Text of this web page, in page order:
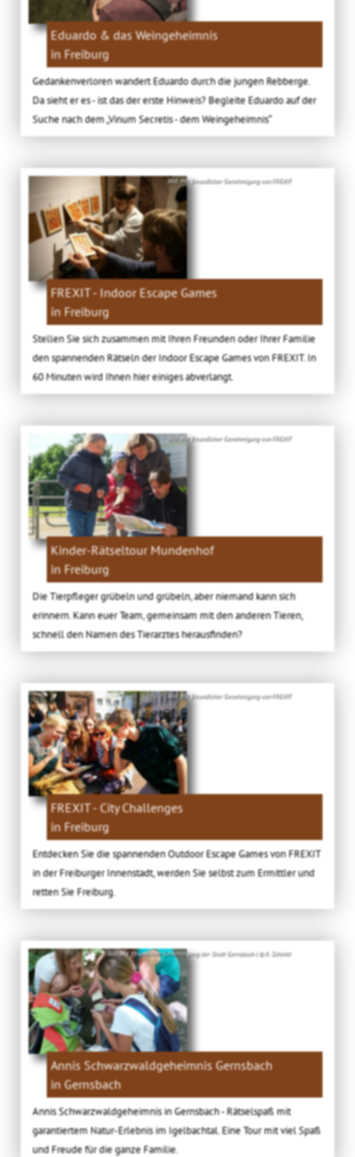
Eduardo & das Weingeheimnis
in Freiburg
Gedankenverloren wandert Eduardo durch die jungen Rebberge.
Da sieht er es - ist das der erste Hinweis? Begleite Eduardo auf der
Suche nach dem „Vinum Secretis - dem Weingeheimnis“
Bild: Mit freundlicher Genehmigung von FREXIT
FREXIT - Indoor Escape Games
in Freiburg
Stellen Sie sich zusammen mit Ihren Freunden oder Ihrer Familie
den spannenden Rätseln der Indoor Escape Games von FREXIT. In
60 Minuten wird Ihnen hier einiges abverlangt.
Bild: Mit freundlicher Genehmigung von FREXIT
Kinder-Rätseltour Mundenhof
in Freiburg
Die Tierpfleger grübeln und grübeln, aber niemand kann sich
erinnern. Kann euer Team, gemeinsam mit den anderen Tieren,
schnell den Namen des Tierarztes herausfinden?
Bild: Mit freundlicher Genehmigung von FREXIT
FREXIT - City Challenges
in Freiburg
Entdecken Sie die spannenden Outdoor Escape Games von FREXIT
in der Freiburger Innenstadt, werden Sie selbst zum Ermittler und
retten Sie Freiburg.
Bild: Mit freundlicher Genehmigung der Stadt Gernsbach | © K. Schmitt
Annis Schwarzwaldgeheimnis Gernsbach
in Gernsbach
Annis Schwarzwaldgeheimnis in Gernsbach - Rätselspaß mit
garantiertem Natur-Erlebnis im Igelbachtal. Eine Tour mit viel Spaß
und Freude für die ganze Familie.